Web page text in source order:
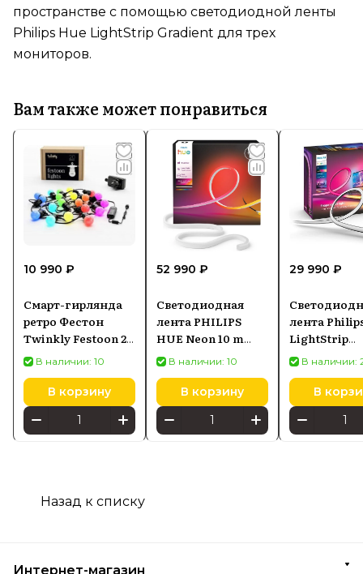
пространстве с помощью светодиодной ленты
Philips Hue LightStrip Gradient для трех
мониторов.
Вам также может понравиться
10 990 ₽
Смарт-гирлянда
ретро Фестон
Twinkly Festoon 20
LED RGB, 10 м
В наличии: 10
В корзину
52 990 ₽
Светодиодная
лента PHILIPS
HUE Neon 10 m
8721103088857
В наличии: 10
В корзину
29 990 ₽
лента
LightStrip
Gradient for
для
34
В наличии:
В
Назад к списку
Интернет-магазин